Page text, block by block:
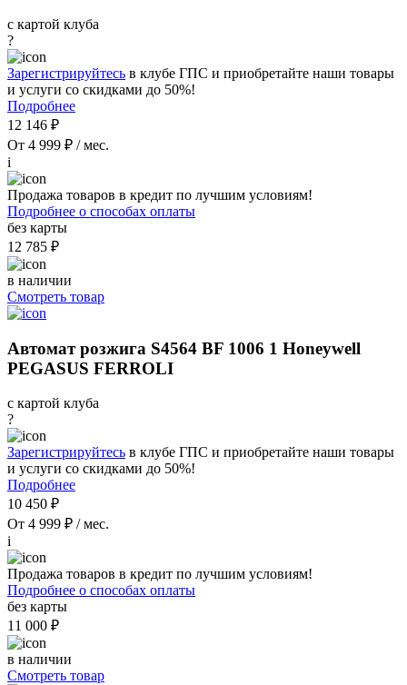
с картой клуба
?
Зарегистрируйтесь в клубе ГПС и приобретайте наши товары
и услуги со скидками до 50%!
Подробнее
12 146 ₽
От 4 999 ₽ / мес.
i
Продажа товаров в кредит по лучшим условиям!
Подробнее о способах оплаты
без карты
12 785 ₽
в наличии
Смотреть товар
Автомат розжига S4564 BF 1006 1 Honeywell
PEGASUS FERROLI
с картой клуба
?
Зарегистрируйтесь в клубе ГПС и приобретайте наши товары
и услуги со скидками до 50%!
Подробнее
10 450 ₽
От 4 999 ₽ / мес.
i
Продажа товаров в кредит по лучшим условиям!
Подробнее о способах оплаты
без карты
11 000 ₽
в наличии
Смотреть товар